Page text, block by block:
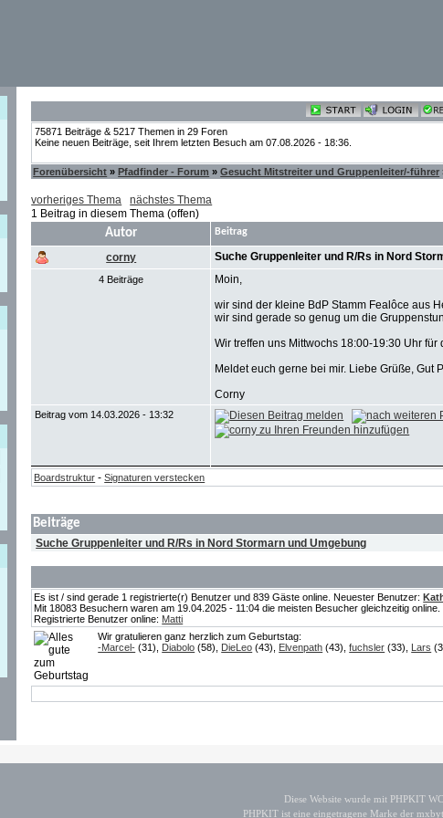
75871 Beiträge & 5217 Themen in 29 Foren
Keine neuen Beiträge, seit Ihrem letzten Besuch am 07.08.2026 - 18:36.
Forenübersicht »Pfadfinder - Forum »Gesucht Mitstreiter und Gruppenleiter/-führer
vorheriges Thema
nächstes Thema
1 Beitrag in diesem Thema (offen)
Autor Beitrag
corny Suche Gruppenleiter und R/Rs in Nord
4 Beiträge
Moin,
wir sind der kleine BdP Stamm Fealôce aus
wir sind gerade so genug um die
Wir treffen uns Mittwochs 18:00-19:30 Uhr für
Meldet euch gerne bei mir. Liebe Grüße, Gut
Corny
Beitrag vom 14.03.2026 - 13:32
Boardstruktur -Signaturen verstecken
Beiträge
Suche Gruppenleiter und R/Rs in Nord Stormarn und Umgebung
Es ist / sind gerade 1 registrierte(r) Benutzer und 839 Gäste online. Neuester Benutzer:
Mit 18083 Besuchern waren am 19.04.2025 - 11:04 die meisten Besucher gleichzeitig online.
Registrierte Benutzer online: Matti
Wir gratulieren ganz herzlich zum Geburtstag:
-Marcel- (31), Diabolo (58), DieLeo (43), Elvenpath (43),fuchsler (33), Lars
Diese Website wurde mit PHPKIT
PHPKIT ist eine eingetragene Marke der